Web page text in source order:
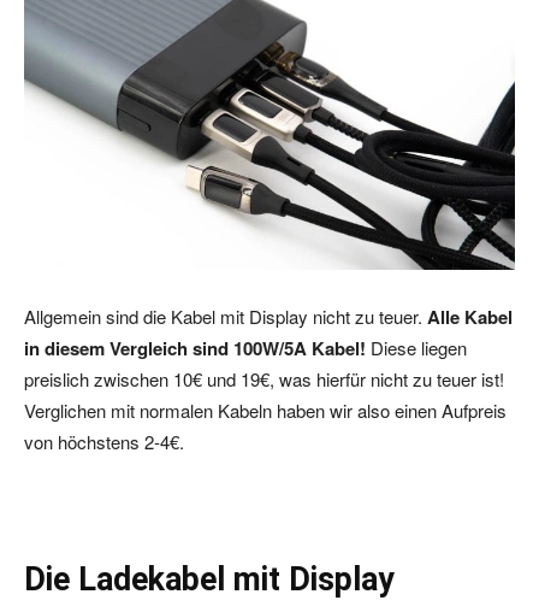
Allgemein sind die Kabel mit Display nicht zu teuer. Alle Kabel
in diesem Vergleich sind 100W/5A Kabel! Diese liegen
preislich zwischen 10€ und 19€, was hierfür nicht zu teuer ist!
Verglichen mit normalen Kabeln haben wir also einen Aufpreis
von höchstens 2-4€.
Die Ladekabel mit Display